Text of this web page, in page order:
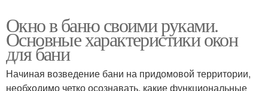
Дерева для окон
Цены на деревянные
окна
Окно в баню своими руками.
Основные характеристики окон
для бани
Начиная возведение бани на придомовой территории,
необходимо четко осознавать, какие функциональные